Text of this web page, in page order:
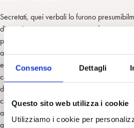
Consenso Dettagli
Questo sito web utilizza i cookie
Utilizziamo i cookie per
Secretati, quei verbali lo furono
discrezione, per non «rompere le uova»
psicoanalisi, che si era nel frattempo
adepti in ampia istituzione internazionale.
entravano in rotta di collisione con
costruendo in quegli anni; forse esibivano
delle enunciazioni teoriche dei primi
che fosse superﬂuo il lungo e diﬃcile
alla pratica psicoanalitica, se i primi analisti
a meno e nemmeno erano tutti medici. O